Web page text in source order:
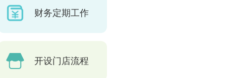
财务定期工作
开设门店流程